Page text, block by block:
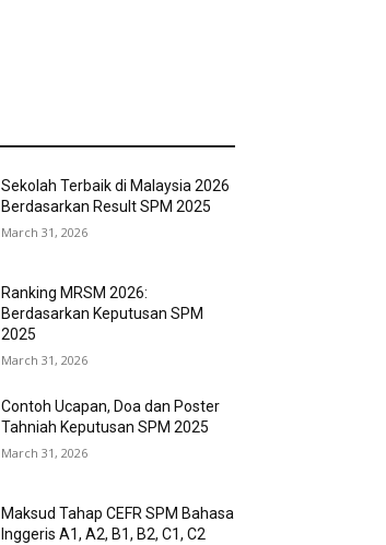
Sekolah Terbaik di Malaysia 2026
Berdasarkan Result SPM 2025
March 31, 2026
Ranking MRSM 2026:
Berdasarkan Keputusan SPM
2025
March 31, 2026
Contoh Ucapan, Doa dan Poster
Tahniah Keputusan SPM 2025
March 31, 2026
Maksud Tahap CEFR SPM Bahasa
Inggeris A1, A2, B1, B2, C1, C2